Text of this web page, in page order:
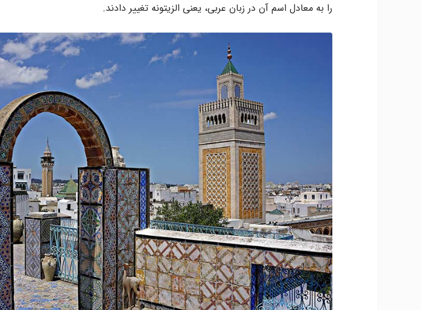
را به معادل اسم آن در زبان عربی، یعنی الزیتونه تغییر دادند.